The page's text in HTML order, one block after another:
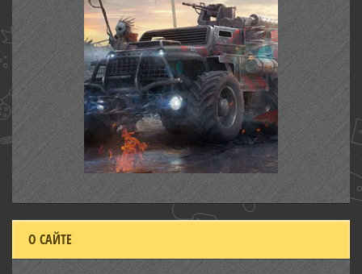
О САЙТЕ